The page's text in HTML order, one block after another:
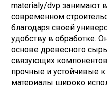
materialy/dvp занимают
современном
благодаря своей
удобству в обработке.
основе древесного
связующих
прочные и устойчивые к
материалы широко